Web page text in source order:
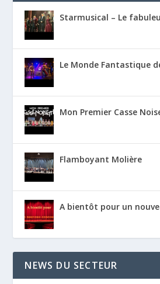
Starmusical – Le
Le Monde Fantastique
Mon Premier Casse
Flamboyant Molière
A bientôt pour un
NEWS DU SECTEUR